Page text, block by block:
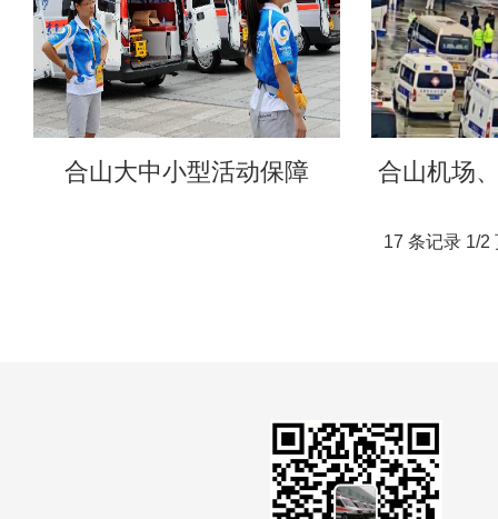
合山大中小型活动保障 合山机场
17 条记录 1/2